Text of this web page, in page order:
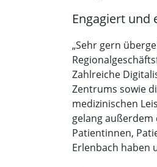
Engagiert und
„Sehr gern
Zahlreiche
Zentrums sowie
medizinischen
gelang
Patientinnen,
Erlenbach haben